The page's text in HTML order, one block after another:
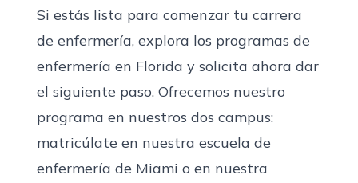
Si estás lista para comenzar tu carrera
de enfermería, explora los programas de
enfermería en Florida y solicita ahora dar
el siguiente paso. Ofrecemos nuestro
programa en nuestros dos campus:
matricúlate en nuestra escuela de
enfermería de Miami o en nuestra